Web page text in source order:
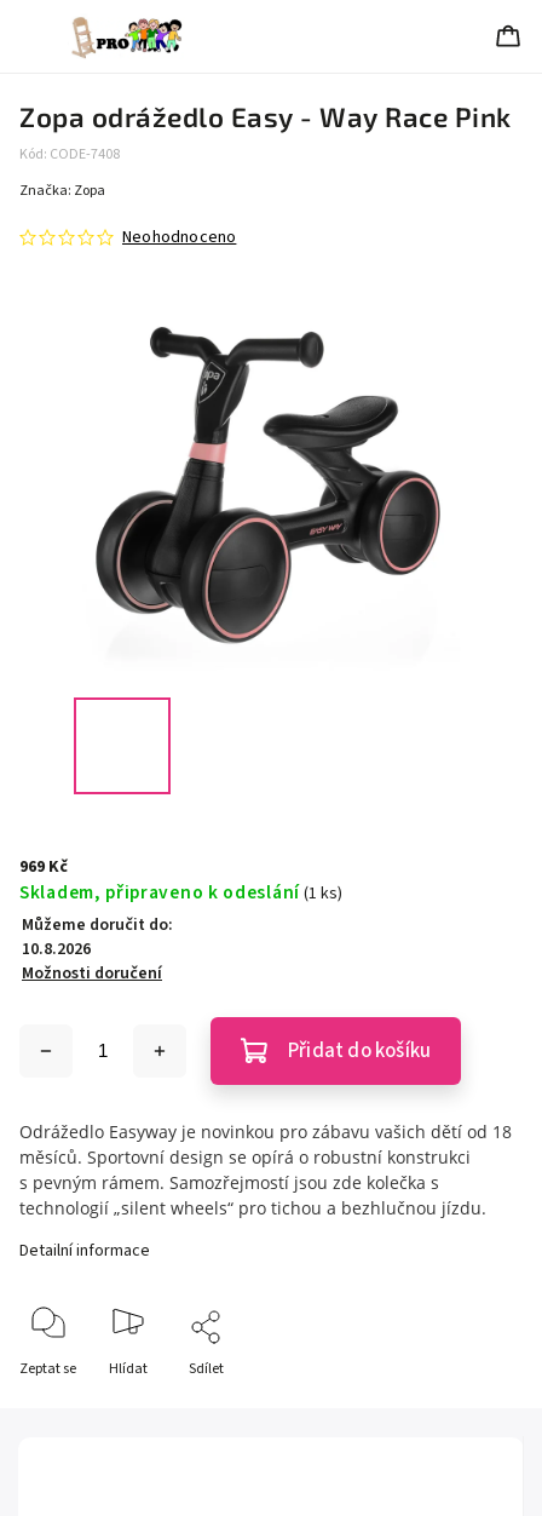
Zopa odrážedlo Easy - Way Race Pink
Kód: CODE-7408
Neohodnoceno
Značka: Zopa
969 Kč
Skladem, připraveno k odeslání(1 ks)
Můžeme doručit do:
10.8.2026
Možnosti doručení
Přidat do košíku
Odrážedlo Easyway je novinkou pro zábavu vašich dětí od 18
měsíců. Sportovní design se opírá o robustní konstrukci
s pevným rámem. Samozřejmostí jsou zde kolečka s
technologií „silent wheels“ pro tichou a bezhlučnou jízdu.
Detailní informace
Zeptat se Hlídat Sdílet